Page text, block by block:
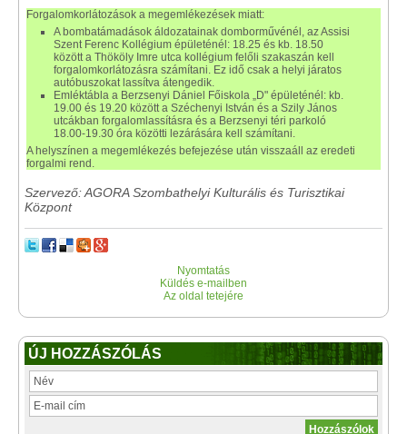
Forgalomkorlátozások a megemlékezések miatt:
A bombatámadások áldozatainak domborművénél, az Assisi
Szent Ferenc Kollégium épületénél: 18.25 és kb. 18.50
között a Thököly Imre utca kollégium felőli szakaszán kell
forgalomkorlátozásra számítani. Ez idő csak a helyi járatos
autóbuszokat lassítva átengedik.
Emléktábla a Berzsenyi Dániel Főiskola „D" épületénél: kb.
19.00 és 19.20 között a Széchenyi István és a Szily János
utcákban forgalomlassításra és a Berzsenyi téri parkoló
18.00-19.30 óra közötti lezárására kell számítani.
A helyszínen a megemlékezés befejezése után visszaáll az eredeti
forgalmi rend.
Szervező: AGORA Szombathelyi Kulturális és Turisztikai
Központ
Nyomtatás
Küldés e-mailben
Az oldal tetejére
ÚJ HOZZÁSZÓLÁS